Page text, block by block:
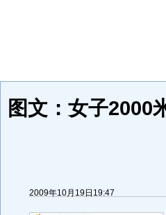
图文：女子2000
2009年10月19日19:47